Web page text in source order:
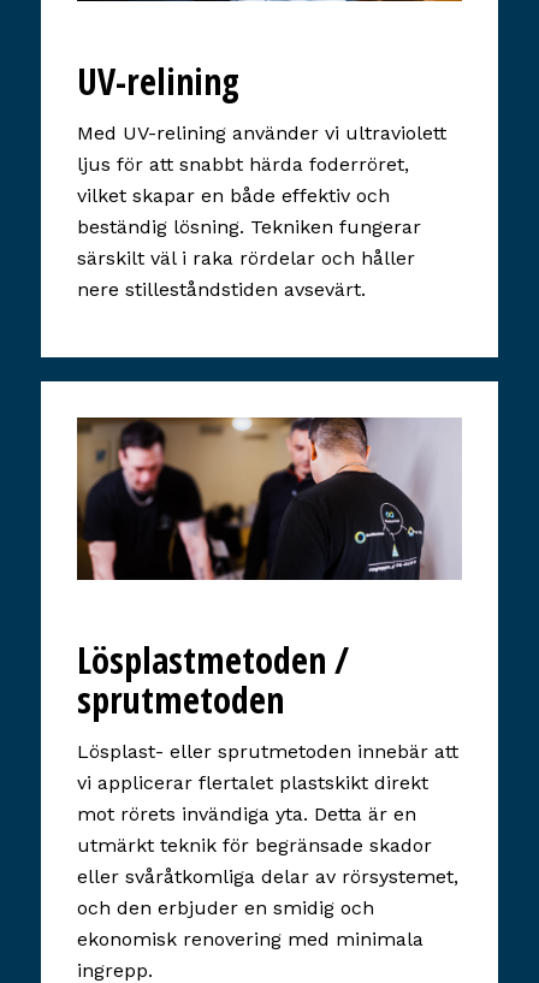
UV-relining
Med UV-relining använder vi ultraviolett
ljus för att snabbt härda foderröret,
vilket skapar en både effektiv och
beständig lösning. Tekniken fungerar
särskilt väl i raka rördelar och håller
nere stilleståndstiden avsevärt.
Lösplastmetoden /
sprutmetoden
Lösplast- eller sprutmetoden innebär att
vi applicerar flertalet plastskikt direkt
mot rörets invändiga yta. Detta är en
utmärkt teknik för begränsade skador
eller svåråtkomliga delar av rörsystemet,
och den erbjuder en smidig och
ekonomisk renovering med minimala
ingrepp.